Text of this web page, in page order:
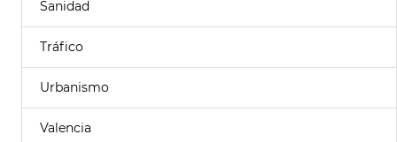
Sanidad
Tráfico
Urbanismo
Valencia